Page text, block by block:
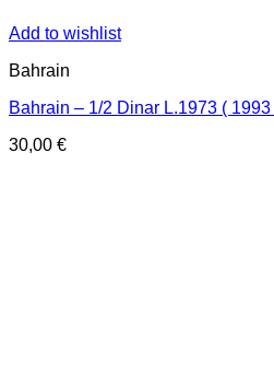
Add to wishlist
Bahrain
Bahrain – 1/2 Dinar L.1973 (
30,00 €